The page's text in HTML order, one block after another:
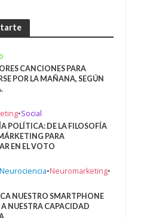
CANCIONES PARA
POR LA MAÑANA, SEGÚN
•Social
POLÍTICA: DE LA FILOSOFÍA
PARA
EN EL VOTO
Neurociencia•Neuromarketing•
NUESTRO SMARTPHONE
A NUESTRA CAPACIDAD